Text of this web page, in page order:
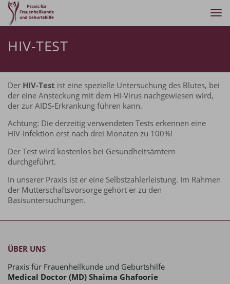
HIV-TEST
Der HIV-Test ist eine spezielle Untersuchung des Blutes, bei
der eine Ansteckung mit dem HI-Virus nachgewiesen wird,
der zur AIDS-Erkrankung führen kann.
Achtung: Die derzeitig verwendeten Tests erkennen eine
HIV-Infektion erst nach drei Monaten zu 100%!
Der Test wird kostenlos bei Gesundheitsämtern
durchgeführt.
In unserer Praxis ist er eine Selbstzahlerleistung. Im Rahmen
der Mutterschaftsvorsorge gehört er zu den
Basisuntersuchungen.
ÜBER UNS
Praxis für Frauenheilkunde und Geburtshilfe
Medical Doctor (MD) Shaima Ghafoorie